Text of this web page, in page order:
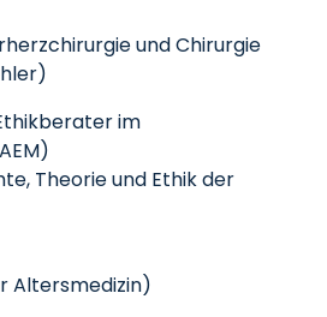
und Chirurgie
im
Theorie und Ethik der
Altersmedizin)